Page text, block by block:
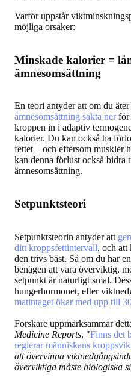
Varför uppstår
möjliga orsaker:
Minskade kalorier =
ämnesomsättning
En teori antyder att om du
ämnesomsättning sakta nerför
kroppen in i adaptiv
kalorier. Du kan också ha
fettet – och eftersom muskler
kan denna förlust också bidra
ämnesomsättning.
Setpunktsteori
Setpunktsteorin antyder att
ditt kroppsfettintervall, och att
den trivs bäst. Så om du har
benägen att vara överviktig,
setpunkt är naturligt smal.
hungerhormonet, efter
matintaget ökar med upp till
Forskare uppmärksammar
Medicine Reports, "Finns det
reglerar människans
att övervinna
överviktiga måste biologiska